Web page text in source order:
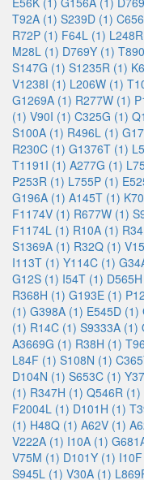
T92A (1) S239D (1)
R72P (1) F64L (1)
M28L (1) D769Y (1)
S147G (1) S1235R (1)
V1238I (1) L206W (1)
G1269A (1) R277W (1)
(1) V90I (1) C325G (1)
S100A (1) R496L (1)
R230C (1) G1376T (1)
T1191I (1) A277G (1)
P253R (1) L755P (1)
G196A (1) A145T (1)
F1174V (1) R677W (1)
F1174L (1) R10A (1)
S1369A (1) R32Q (1)
I113T (1) Y114C (1)
G12S (1) I54T (1)
R368H (1) G193E (1)
(1) G398A (1) E545D (1)
(1) R14C (1) S9333A (1)
A3669G (1) R38H (1)
L84F (1) S108N (1)
D104N (1) S653C (1)
(1) R347H (1) Q546R (1)
F2004L (1) D101H (1)
(1) H48Q (1) A62V (1)
V222A (1) I10A (1)
V75M (1) D101Y (1)
S945L (1) V30A (1)